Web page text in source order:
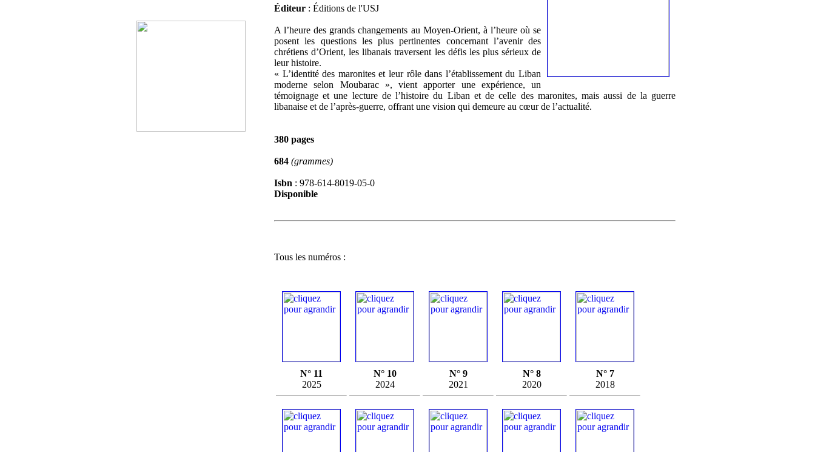
Éditeur : Éditions de l'USJ
A l’heure des grands changements au Moyen-Orient, à l’heure où se
posent les questions les plus pertinentes concernant l’avenir des
chrétiens d’Orient, les libanais traversent les défis les plus sérieux de
leur histoire.
« L’identité des maronites et leur rôle dans l’établissement du Liban
moderne selon Moubarac », vient apporter une expérience, un
témoignage et une lecture de l’histoire du Liban et de celle des maronites, mais aussi de la guerre
libanaise et de l’après-guerre, offrant une vision qui demeure au cœur de l’actualité.
380 pages
684 (grammes)
Isbn : 978-614-8019-05-0
Disponible
Tous les numéros :
N° 11
2025
N° 10
2024
N° 9
2021
N° 8
2020
N° 7
2018